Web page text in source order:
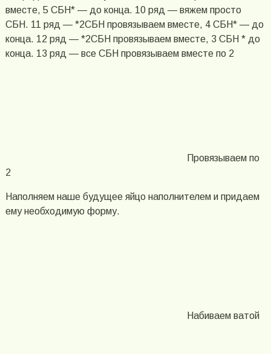
вместе, 5 СБН* — до конца. 10 ряд — вяжем просто
СБН. 11 ряд — *2СБН провязываем вместе, 4 СБН* — до
конца. 12 ряд — *2СБН провязываем вместе, 3 СБН * до
конца. 13 ряд — все СБН провязываем вместе по 2
Провязываем по
2
Наполняем наше будущее яйцо наполнителем и придаем
ему необходимую форму.
Набиваем ватой